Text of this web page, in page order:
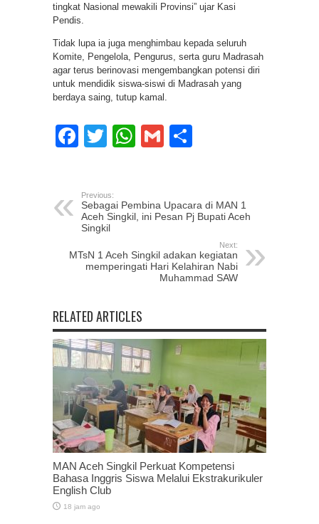
tingkat Nasional mewakili Provinsi” ujar Kasi
Pendis.
Tidak lupa ia juga menghimbau kepada seluruh
Komite, Pengelola, Pengurus, serta guru Madrasah
agar terus berinovasi mengembangkan potensi diri
untuk mendidik siswa-siswi di Madrasah yang
berdaya saing, tutup kamal.
Facebook
TwitterWhatsApp
Gmail
Previous:
Sebagai Pembina Upacara di MAN 1
Aceh Singkil, ini Pesan Pj Bupati Aceh
Singkil
Next:
MTsN 1 Aceh Singkil adakan kegiatan
memperingati Hari Kelahiran Nabi
Muhammad SAW
RELATED ARTICLES
MAN Aceh Singkil Perkuat Kompetensi
Bahasa Inggris Siswa Melalui Ekstrakurikuler
English Club
18 jam ago